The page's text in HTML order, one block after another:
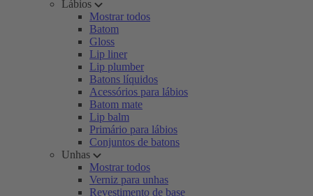
Lábios
Mostrar todos
Batom
Gloss
Lip liner
Lip plumber
Batons líquidos
Acessórios para lábios
Batom mate
Lip balm
Primário para lábios
Conjuntos de batons
Unhas
Mostrar todos
Verniz para unhas
Revestimento de base